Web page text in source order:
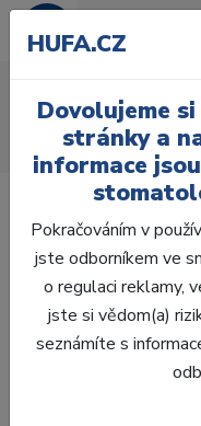
Úvod Zuby
AcryRock 1x28
HUFA.CZ
Dovolujeme
stránky a
informace
Pokračováním v
jste odborníkem ve
o regulaci reklamy,
jste si vědom(a)
seznámíte s